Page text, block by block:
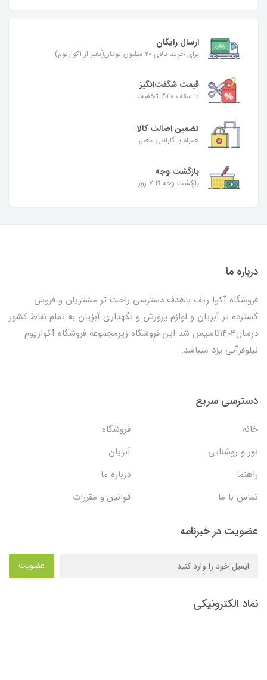
ارسال رایگان
برای خرید بالای ۲۰ میلیون تومان(بغیر از آکواریوم)
قیمت شگفت‌انگیز
تا سقف 30% تخفیف
تضمین اصالت کالا
همراه با گارانتی معتبر
بازگشت وجه
بازگشت وجه تا ۷ روز
درباره ما
فروشگاه آکوا ریف باهدف دسترسی راحت تر مشتریان و فروش
گسترده تر آبزیان و لوازم پرورش و نگهداری آبزیان به تمام نقاط کشور
درسال1403تاسیس شد این فروشگاه زیرمجموعه فروشگاه آکواریوم
نیلوفرآبی یزد میباشد.
دسترسی سریع
خانه
فروشگاه
نور و روشنایی
آبزیان
راهنما
درباره ما
تماس با ما
قوانین و مقررات
عضویت در خبرنامه
عضویت
نماد الکترونیکی